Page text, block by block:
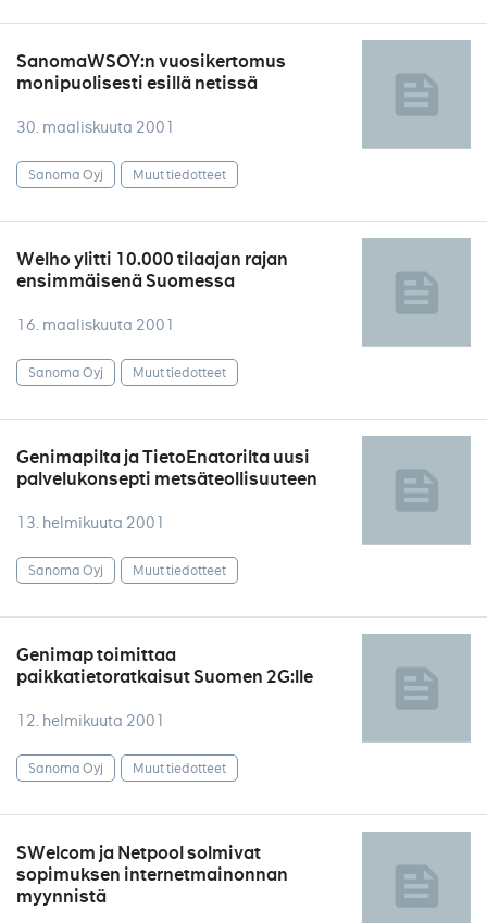
SanomaWSOY:n vuosikertomus
monipuolisesti esillä netissä
30. maaliskuuta 2001
Sanoma Oyj Muut tiedotteet
Welho ylitti 10.000 tilaajan rajan
ensimmäisenä Suomessa
16. maaliskuuta 2001
Sanoma Oyj Muut tiedotteet
Genimapilta ja TietoEnatorilta uusi
palvelukonsepti metsäteollisuuteen
13. helmikuuta 2001
Sanoma Oyj Muut tiedotteet
Genimap toimittaa
paikkatietoratkaisut Suomen 2G:lle
12. helmikuuta 2001
Sanoma Oyj Muut tiedotteet
SWelcom ja Netpool solmivat
sopimuksen internetmainonnan
myynnistä